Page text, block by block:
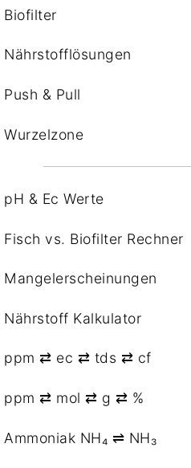
Biofilter
Nährstofflösungen
Push & Pull
Wurzelzone
pH & Ec Werte
Fisch vs. Biofilter Rechner
Mangelerscheinungen
Nährstoff Kalkulator
ppm ⇄ ec ⇄ tds ⇄ cf
ppm ⇄ mol ⇄ g ⇄ %
Ammoniak NH₄ ⇌ NH₃